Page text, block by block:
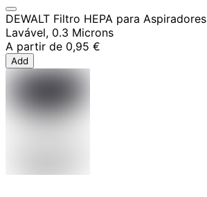
DEWALT Filtro HEPA para
Lavável, 0.3 Microns
A partir de 0,95 €
Add